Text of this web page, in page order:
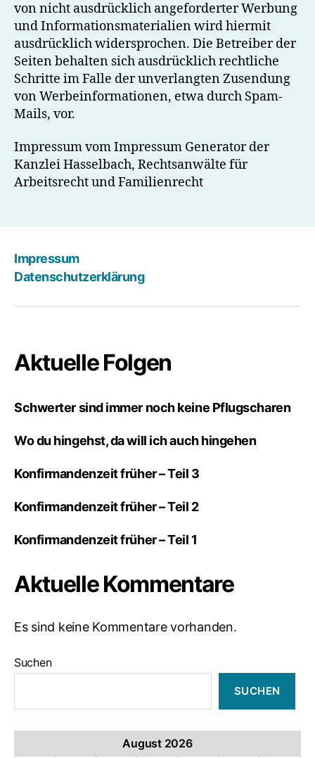
von nicht ausdrücklich angeforderter Werbung
und Informationsmaterialien wird hiermit
ausdrücklich widersprochen. Die Betreiber der
Seiten behalten sich ausdrücklich rechtliche
Schritte im Falle der unverlangten Zusendung
von Werbeinformationen, etwa durch Spam-
Mails, vor.
Impressum vom Impressum Generator der
Kanzlei Hasselbach, Rechtsanwälte für
Arbeitsrecht und Familienrecht
Impressum
Datenschutzerklärung
Aktuelle Folgen
Schwerter sind immer noch keine Pflugscharen
Wo du hingehst, da will ich auch hingehen
Konfirmandenzeit früher – Teil 3
Konfirmandenzeit früher – Teil 2
Konfirmandenzeit früher – Teil 1
Aktuelle Kommentare
Es sind keine Kommentare vorhanden.
Suchen
SUCHEN
August 2026